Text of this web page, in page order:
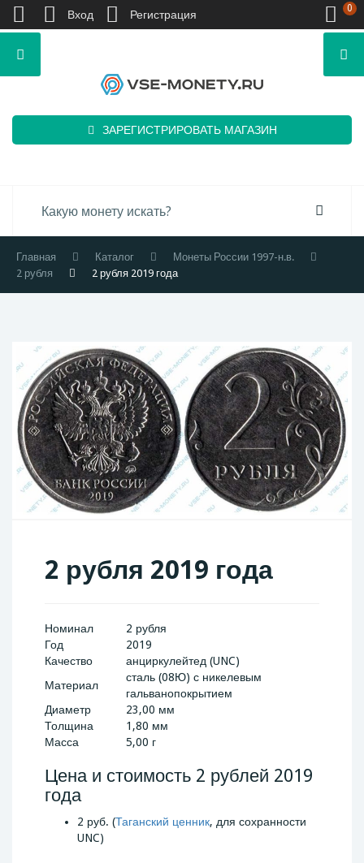
ЗАРЕГИСТРИРОВАТЬ МАГАЗИН
Главная Каталог
Монеты России 1997-н.в.
2 рубля
2 рубля 2019 года
2 рубля 2019 года
Номинал
2 рубля
Год
2019
Качество
анциркулейтед (UNC)
Материал
сталь (08Ю) с никелевым
гальванопокрытием
Диаметр
23,00 мм
Толщина
1,80 мм
Масса
5,00 г
Цена и стоимость 2 рублей 2019
года
2 руб. (Таганский ценник, для сохранности
UNC)
Вход Регистрация 0